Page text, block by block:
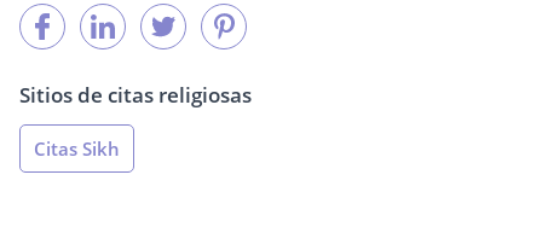
Sitios de citas religiosas
Citas Sikh